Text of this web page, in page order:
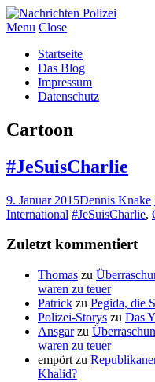
Menu Close
Startseite
Das Blog
Impressum
Datenschutz
Cartoon
#JeSuisCharlie
9. Januar 2015Dennis Knake
International #JeSuisCharlie,
Zuletzt kommentiert
Thomas zu
waren zu teuer
Patrick zu Pegida, die
Polizei-Storys zu Das
Ansgarzu
waren zu teuer
empört zu
Khalid?